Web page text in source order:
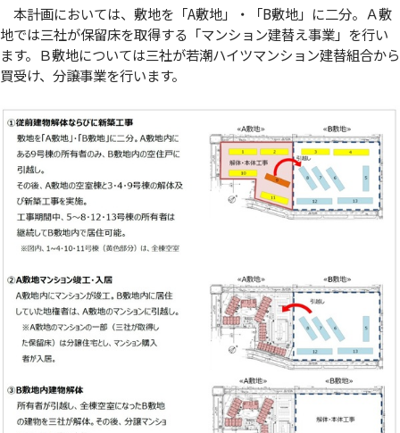
本計画においては、敷地を「A敷地」・「B敷地」に二分。Ａ敷
地では三社が保留床を取得する「マンション建替え事業」を行い
ます。Ｂ敷地については三社が若潮ハイツマンション建替組合から
買受け、分譲事業を行います。